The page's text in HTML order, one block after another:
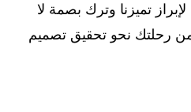
تميزنا وترك بصمة لا
رحلتك نحو تحقيق تصميم